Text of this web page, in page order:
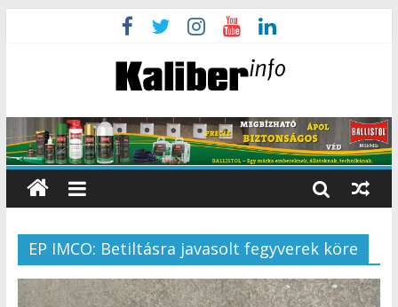
EP IMCO: Betiltásra javasolt fegyverek köre